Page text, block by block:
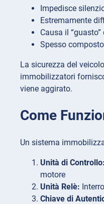
Impedisce
Estremamente
Causa il
Spesso
La sicurezza del
immobilizzatori
viene aggirato.
Come
Un sistema
Unità di Controllo:
motore
Unità Relè:
Chiave di